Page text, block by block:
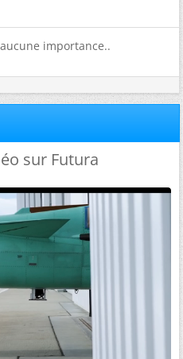
importance..
sur Futura